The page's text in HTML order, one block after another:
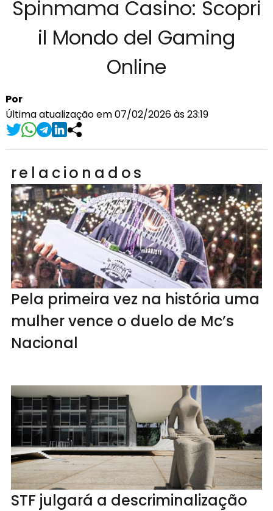
Spinmama Casino: Scopri
il Mondo del Gaming
Online
Por
Última atualização em 07/02/2026 às 23:19
relacionados
Pela primeira vez na história uma
mulher vence o duelo de Mc’s
Nacional
STF julgará a descriminalização